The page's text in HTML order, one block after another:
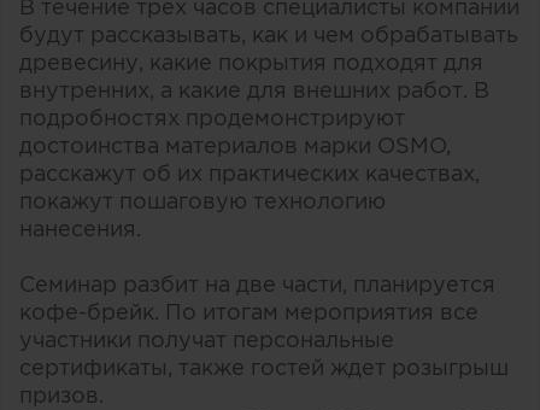
В течение трех часов специалисты компании
будут рассказывать, как и чем обрабатывать
древесину, какие покрытия подходят для
внутренних, а какие для внешних работ. В
подробностях продемонстрируют
достоинства материалов марки OSMO,
расскажут об их практических качествах,
покажут пошаговую технологию
нанесения.
Семинар разбит на две части, планируется
кофе-брейк. По итогам мероприятия все
участники получат персональные
сертификаты, также гостей ждет розыгрыш
призов.